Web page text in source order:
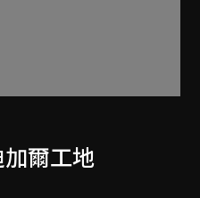
加爾工地